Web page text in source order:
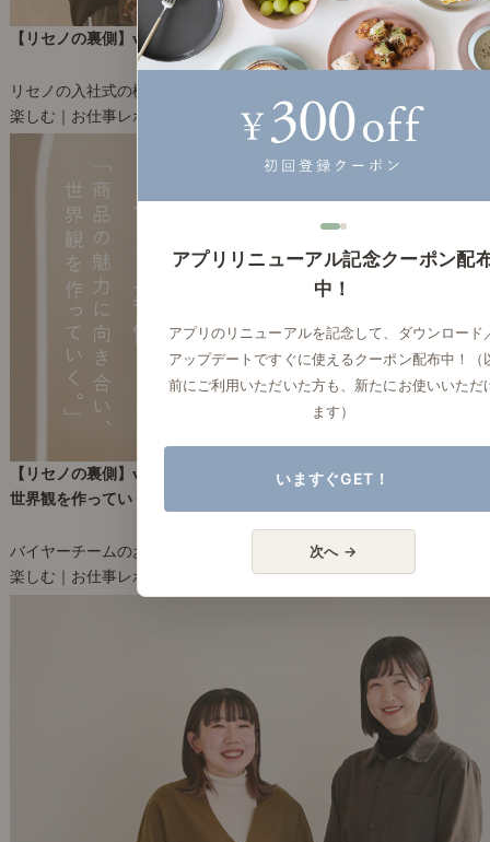
【リセノの裏側】vol.20 はじまりの春「リセノ初めての入社式」
2024年4月16日(火)
リセノの入社式の様子をご紹介します。
楽しむ｜お仕事レポート
【リセノの裏側】vol.19 バイヤーチーム「商品の魅力に向き合い、
世界観を作っていくこと。」
2024年2月15日(木)
バイヤーチームのお仕事風景をご紹介！
楽しむ｜お仕事レポート
アプリリニューアル記念クーポン配
中！
アプリのリニューアルを記念して、ダウンロード
アップデートですぐに使えるクーポン配布中！（
前にご利用いただいた方も、新たにお使いいただ
ます）
いますぐGET！
次へ →